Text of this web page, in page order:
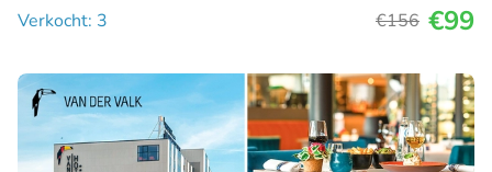
Verkocht: 3
€156 €99